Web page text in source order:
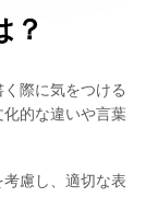
？
際に気をつける
的な違いや言葉
慮し、適切な表